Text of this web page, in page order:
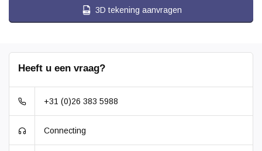
3D tekening aanvragen
Heeft u een vraag?
+31 (0)26 383 5988
Connecting